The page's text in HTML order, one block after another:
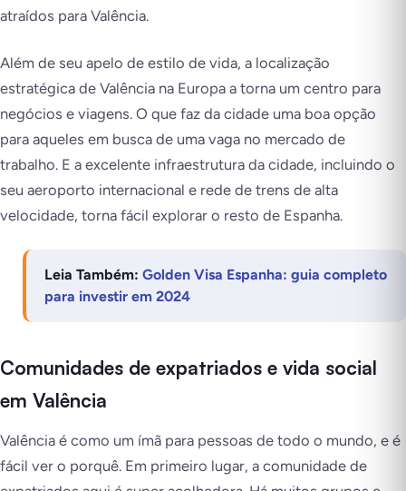
atraídos para Valência.
Além de seu apelo de estilo de vida, a localização
estratégica de Valência na Europa a torna um centro para
negócios e viagens. O que faz da cidade uma boa opção
para aqueles em busca de uma vaga no mercado de
trabalho. E a excelente infraestrutura da cidade, incluindo o
seu aeroporto internacional e rede de trens de alta
velocidade, torna fácil explorar o resto de Espanha.
Leia Também: Golden Visa Espanha: guia completo
para investir em 2024
Comunidades de expatriados e vida social
em Valência
Valência é como um ímã para pessoas de todo o mundo, e é
fácil ver o porquê. Em primeiro lugar, a comunidade de